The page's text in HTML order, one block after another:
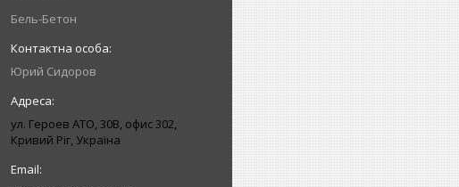
Бель-Бетон
Юрий Сидоров
ул. Героев АТО, 30В, офис 302,
Кривий Ріг, Україна